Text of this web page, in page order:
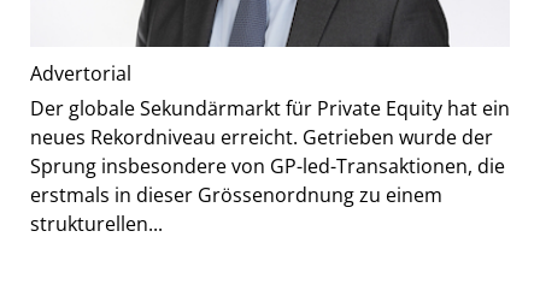
Advertorial
Der globale Sekundärmarkt für Private Equity hat ein
neues Rekordniveau erreicht. Getrieben wurde der
Sprung insbesondere von GP-led-Transaktionen, die
erstmals in dieser Grössenordnung zu einem
strukturellen...